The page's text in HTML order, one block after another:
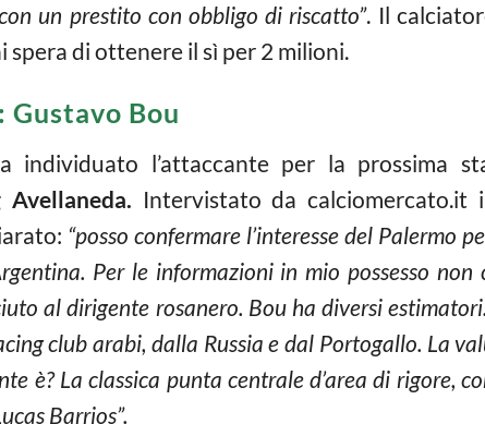
un prestito con obbligo di riscatto”. Il
di ottenere il sì per 2 milioni.
Bou
individuato l’attaccante per la prossima
Avellaneda. Intervistato da
“posso confermare l’interesse del Palermo
Per le informazioni in mio possesso
al dirigente rosanero. Bou ha diversi
club arabi, dalla Russia e dal Portogallo. La
è? La classica punta centrale d’area di rigore,
Barrios”.